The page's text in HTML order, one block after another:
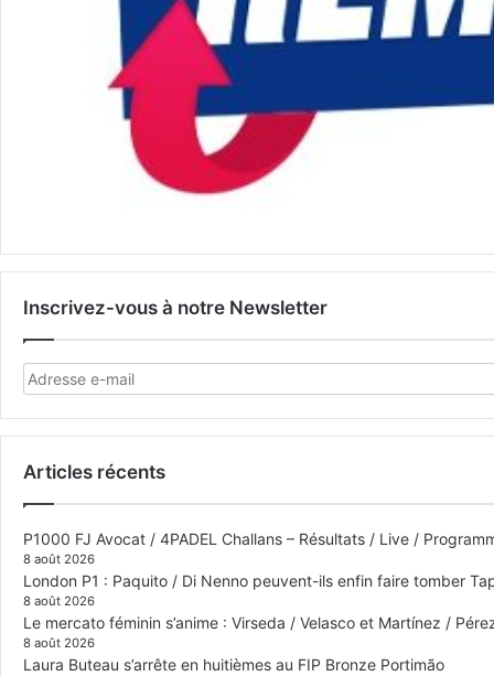
Inscrivez-vous à notre Newsletter
Articles récents
P1000 FJ Avocat / 4PADEL Challans – Résultats / Live /
8 août 2026
London P1 : Paquito / Di Nenno peuvent-ils enfin faire tomber
8 août 2026
Le mercato féminin s’anime : Virseda / Velasco et Martínez /
8 août 2026
Laura Buteau s’arrête en huitièmes au FIP Bronze Portimão